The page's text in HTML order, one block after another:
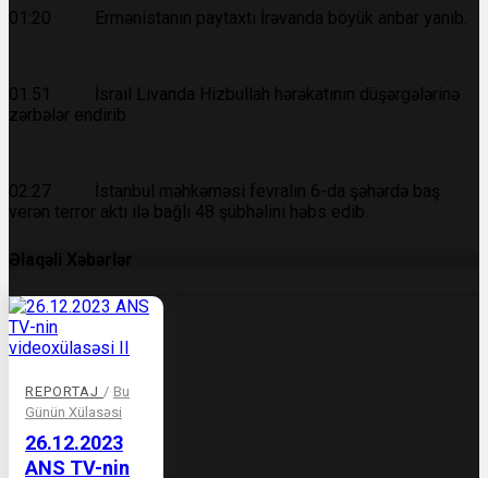
01:20 Ermənistanın paytaxtı İrəvanda böyük anbar yanıb.
01:51 İsrail Livanda Hizbullah hərəkatının düşərgələrinə
zərbələr endirib.
02:27 İstanbul məhkəməsi fevralın 6-da şəhərdə baş
verən terror aktı ilə bağlı 48 şübhəlini həbs edib.
Əlaqəli Xəbərlər
REPORTAJ / Bu
Günün Xülasəsi
26.12.2023
ANS TV-nin